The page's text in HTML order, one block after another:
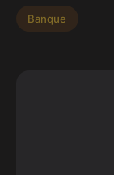
Banque